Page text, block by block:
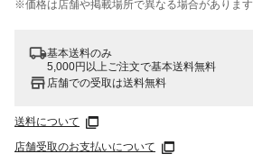
※価格は​店舗や​掲載場所で​異なる​場合が​あります
基本送料のみ
5,000円以上ご注文で基本送料無料
店舗での受取は送料無料
送料について
店舗受取のお支払いについて